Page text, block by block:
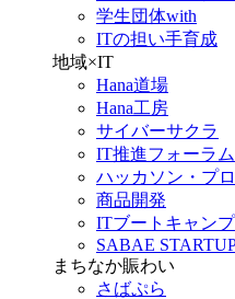
学生団体with
ITの担い手育成
地域×IT
Hana道場
Hana工房
サイバーサクラ
IT推進フォーラム
ハッカソン・プ
商品開発
ITブートキャンプ
SABAE
まちなか賑わい
さばぷら